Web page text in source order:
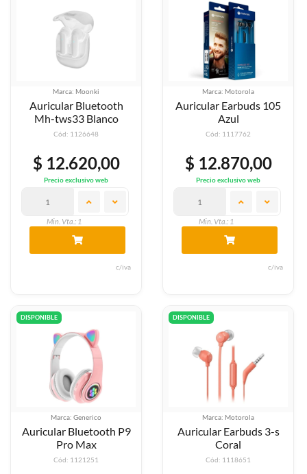
Marca: Moonki
Auricular Bluetooth
Mh-tws33 Blanco
Cód: 1126648
$ 12.620,00
Precio exclusivo web
Min. Vta.: 1
c/iva
Marca: Motorola
Auricular Earbuds 105
Azul
Cód: 1117762
$ 12.870,00
Precio exclusivo web
Min. Vta.: 1
c/iva
DISPONIBLE
Marca: Generico
Auricular Bluetooth P9
Pro Max
Cód: 1121251
DISPONIBLE
Marca: Motorola
Auricular Earbuds 3-s
Coral
Cód: 1118651